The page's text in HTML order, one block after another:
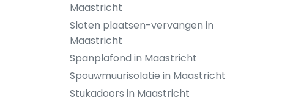
Maastricht
Sloten plaatsen-vervangen in
Maastricht
Spanplafond in Maastricht
Spouwmuurisolatie in Maastricht
Stukadoors in Maastricht